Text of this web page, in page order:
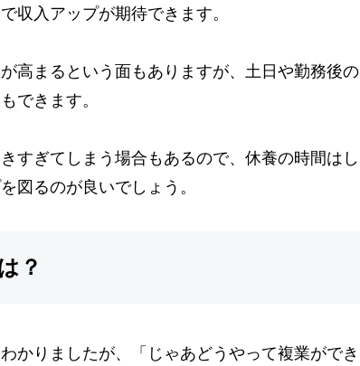
収入アップが期待できます。
高まるという面もありますが、土日や勤務後の
できます。
すぎてしまう場合もあるので、休養の時間はし
図るのが良いでしょう。
？
かりましたが、「じゃあどうやって複業ができ